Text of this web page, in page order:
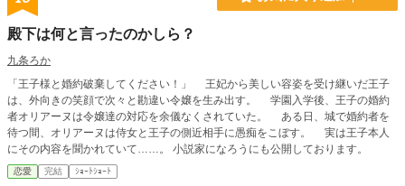
殿下は何と言ったのかしら？
九条ろか
「王子様と婚約破棄してください！」 王妃から美しい容姿を受け継いだ王子
は、外向きの笑顔で次々と勘違い令嬢を生み出す。 学園入学後、王子の婚約
者オリアーヌは令嬢達の対応を余儀なくされていた。 ある日、城で婚約者を
待つ間、オリアーヌは侍女と王子の側近相手に愚痴をこぼす。 実は王子本人
にその内容を聞かれていて……。 小説家になろうにも公開しております。
恋愛 完結 ｼｮｰﾄｼｮｰﾄ